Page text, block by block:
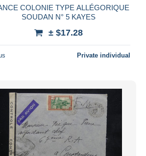
COLONIE TYPE ALLÉGORIQUE
SOUDAN N° 5 KAYES
± $17.28
Private individual